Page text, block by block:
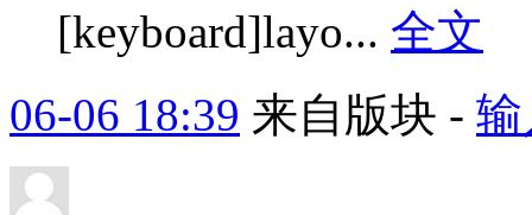
[keyboard]layo... 全文
06-06 18:39 来自版块 -